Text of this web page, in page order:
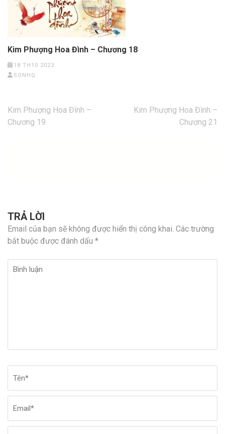
Kim Phượng Hoa Đình – Chương 18
18 TH10 2023
SONHQ
Điều
hướng
Kim Phượng Hoa Đình –
Chương 19
Kim Phượng Hoa Đình –
Chương 21
TRẢ LỜI
Email của bạn sẽ không được hiển thị công khai. Các trường
bắt buộc được đánh dấu *
Bình